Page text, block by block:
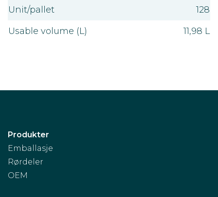
Unit/pallet
128
Usable volume (L)
11,98 L
Produkter
Emballasje
Rørdeler
OEM